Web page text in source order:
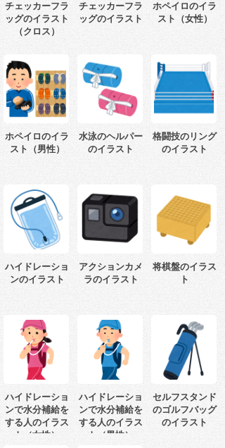
チェッカーフラ
ッグのイラスト
（クロス）
チェッカーフラ
ッグのイラスト
ホペイロのイラ
スト（女性）
ホペイロのイラ
スト（男性）
水泳のヘルパー
のイラスト
格闘技のリング
のイラスト
ハイドレーショ
ンのイラスト
アクションカメ
ラのイラスト
将棋盤のイラス
ト
ハイドレーショ
ンで水分補給を
する人のイラス
ト（女性）
ハイドレーショ
ンで水分補給を
する人のイラス
ト（男性）
セルフスタンド
のゴルフバッグ
のイラスト